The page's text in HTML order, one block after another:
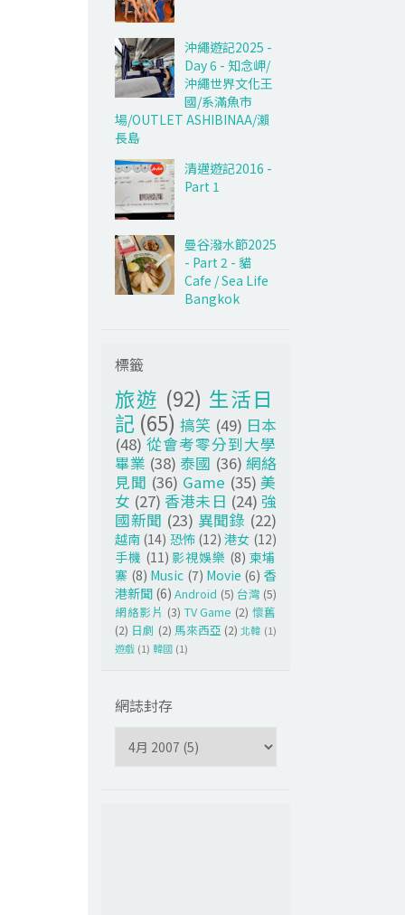
沖繩遊記2025 -
Day 6 - 知念岬/
沖繩世界文化王
國/系滿魚市
場/OUTLET ASHIBINAA/瀨
長島
清邁遊記2016 -
Part 1
曼谷潑水節2025
- Part 2 - 貓
Cafe / Sea Life
Bangkok
標籤
旅遊 (92) 生活日
記 (65) 搞笑 (49) 日本
(48) 從會考零分到大學
畢業 (38) 泰國 (36) 網絡
見聞 (36) Game (35) 美
女 (27) 香港未日 (24) 強
國新聞 (23) 異聞錄 (22)
越南 (14) 恐怖 (12) 港女 (12)
手機 (11) 影視娛樂 (8) 柬埔
寨 (8) Music (7) Movie (6) 香
港新聞 (6) Android (5) 台灣 (5)
網絡影片 (3) TV Game (2) 懷舊
(2) 日劇 (2) 馬來西亞 (2) 北韓 (1)
遊戲 (1) 韓國 (1)
網誌封存